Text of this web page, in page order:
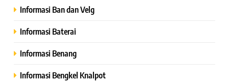
Informasi Ban dan Velg
Informasi Baterai
Informasi Benang
Informasi Bengkel Knalpot